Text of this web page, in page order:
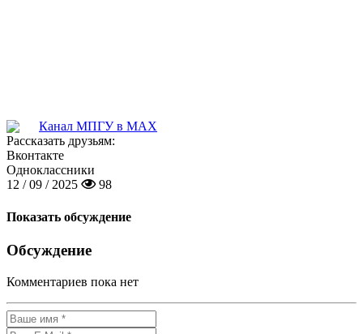
Канал МПГУ в MAX
Рассказать друзьям:
Вконтакте
Одноклассники
12 / 09 / 2025
98
Показать обсуждение
Обсуждение
Комментариев пока нет